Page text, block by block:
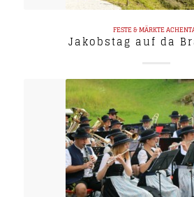
FESTE & MÄRKTE
Jakobstag auf da